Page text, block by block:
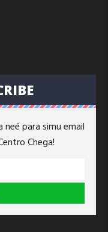
neé para simu email
Chega!